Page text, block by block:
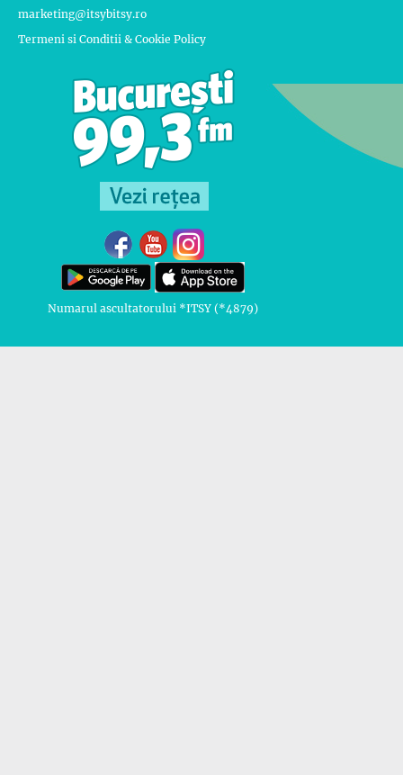
marketing@itsybitsy.ro
Termeni si Conditii & Cookie Policy
Numarul ascultatorului *ITSY (*4879)